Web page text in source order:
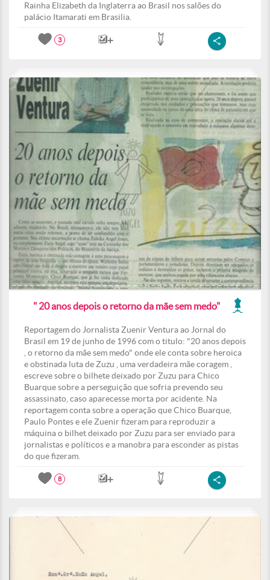
Rainha Elizabeth da Inglaterra ao Brasil nos salões do
palácio Itamarati em Brasilia.
3
" 20 anos depois o retorno da mãe sem medo"
Reportagem do Jornalista Zuenir Ventura ao Jornal do
Brasil em 19 de junho de 1996 com o titulo: "20 anos depois
, o retorno da mãe sem medo" onde ele conta sobre heroica
e obstinada luta de Zuzu , uma verdadeira mãe coragem ,
escreve sobre o bilhete deixado por Zuzu para Chico
Buarque sobre a perseguição que sofria prevendo seu
assassinato, caso aparecesse morta por acidente. Na
reportagem conta sobre a operação que Chico Buarque,
Paulo Pontes e ele Zuenir fizeram para reproduzir a
máquina o bilhet deixado por Zuzu para ser enviado para
jornalistas e políticos e a manobra para esconder as pistas
do que fizeram.
8